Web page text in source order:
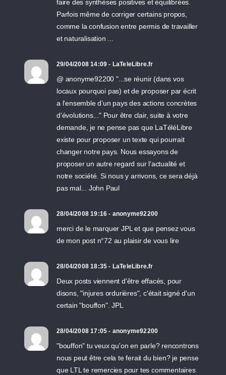
faire des synthèses positives et équilibrées.
Parfois même de corriger certains propos,
comme la confusion entre permis de travailler
et naturalisation ...
29/04/2008 14:09 - LaTeleLibre.fr
@ anonyme92200 "...se réunir (dans vos
locaux pourquoi pas) et de proposer par écrit
a l’ensemble d’un pays des actions concrètes
d’évolutions..." Pour être clair, suite à votre
demande, je ne pense pas que LaTéléLibre
existe pour proposer un texte qui pourrait
changer notre pays. Nous essayons de
proposer un autre regard sur l'actualité et
notre société. Si nous y arrivons, ce sera déjà
pas mal... John Paul
28/04/2008 19:16 - anonyme92200
merci de le marquer JPL et que pensez vous
de mon post n°72 au plaisir de vous lire
28/04/2008 18:35 - LaTeleLibre.fr
Deux posts viennent d'être effacés, pour
disons, "injures ordurières", c'était signé d'un
certain "bouffon". JPL
28/04/2008 17:05 - anonyme92200
"bouffon" tu veux qu'on en parle? rencontrons
nous peut être cela te ferait du bien? je pense
que LTL te remercies pour tes commentaires